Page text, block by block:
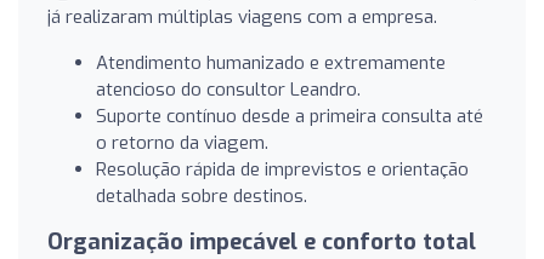
já realizaram múltiplas viagens com a empresa.
Atendimento humanizado e extremamente
atencioso do consultor Leandro.
Suporte contínuo desde a primeira consulta até
o retorno da viagem.
Resolução rápida de imprevistos e orientação
detalhada sobre destinos.
Organização impecável e conforto total